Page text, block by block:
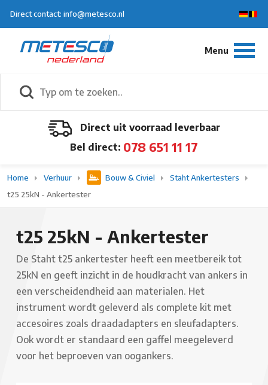
Direct contact: info@metesco.nl
Direct uit voorraad leverbaar
Bel direct: 078 651 11 17
Home Verhuur Bouw & Civiel
Staht Ankertesters
t25 25kN - Ankertester
t25 25kN - Ankertester
De Staht t25 ankertester heeft een meetbereik tot
25kN en geeft inzicht in de houdkracht van ankers in
een verscheidendheid aan materialen. Het
instrument wordt geleverd als complete kit met
accesoires zoals draadadapters en sleufadapters.
Ook wordt er standaard een gaffel meegeleverd
voor het beproeven van oogankers.